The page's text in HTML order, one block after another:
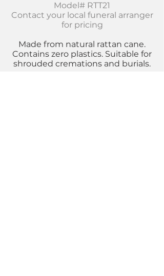
Model# RTT21
Contact your local funeral arranger
for pricing
Made from natural rattan cane.
Contains zero plastics. Suitable for
shrouded cremations and burials.